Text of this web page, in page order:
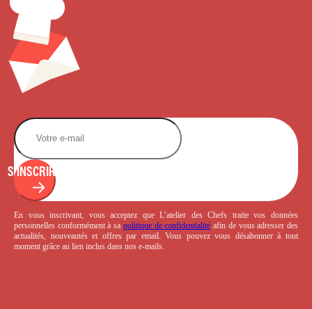
S'INSCRIRE
En vous inscrivant, vous acceptez que L’atelier des Chefs traite vos données
personnelles conformément à sa politique de confidentialité afin de vous adresser des
actualités, nouveautés et offres par email. Vous pouvez vous désabonner à tout
moment grâce au lien inclus dans nos e-mails.